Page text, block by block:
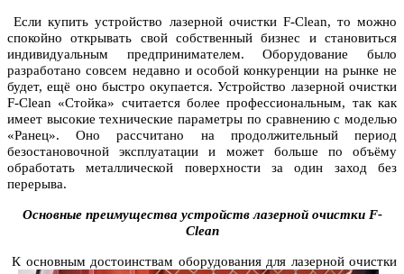
Если купить устройство лазерной очистки F-Clean, то можно
спокойно открывать свой собственный бизнес и становиться
индивидуальным предпринимателем. Оборудование было
разработано совсем недавно и особой конкуренции на рынке не
будет, ещё оно быстро окупается.Устройство лазерной очистки
F-Clean «Стойка» считается более профессиональным, так как
имеет высокие технические параметры по сравнению с моделью
«Ранец». Оно рассчитано на продолжительный период
безостановочной эксплуатации и может больше по объёму
обработать металлической поверхности за один заход без
перерыва.
Основные преимущества устройств лазерной очистки F-
Clean
К основным достоинствам оборудования для лазерной очистки